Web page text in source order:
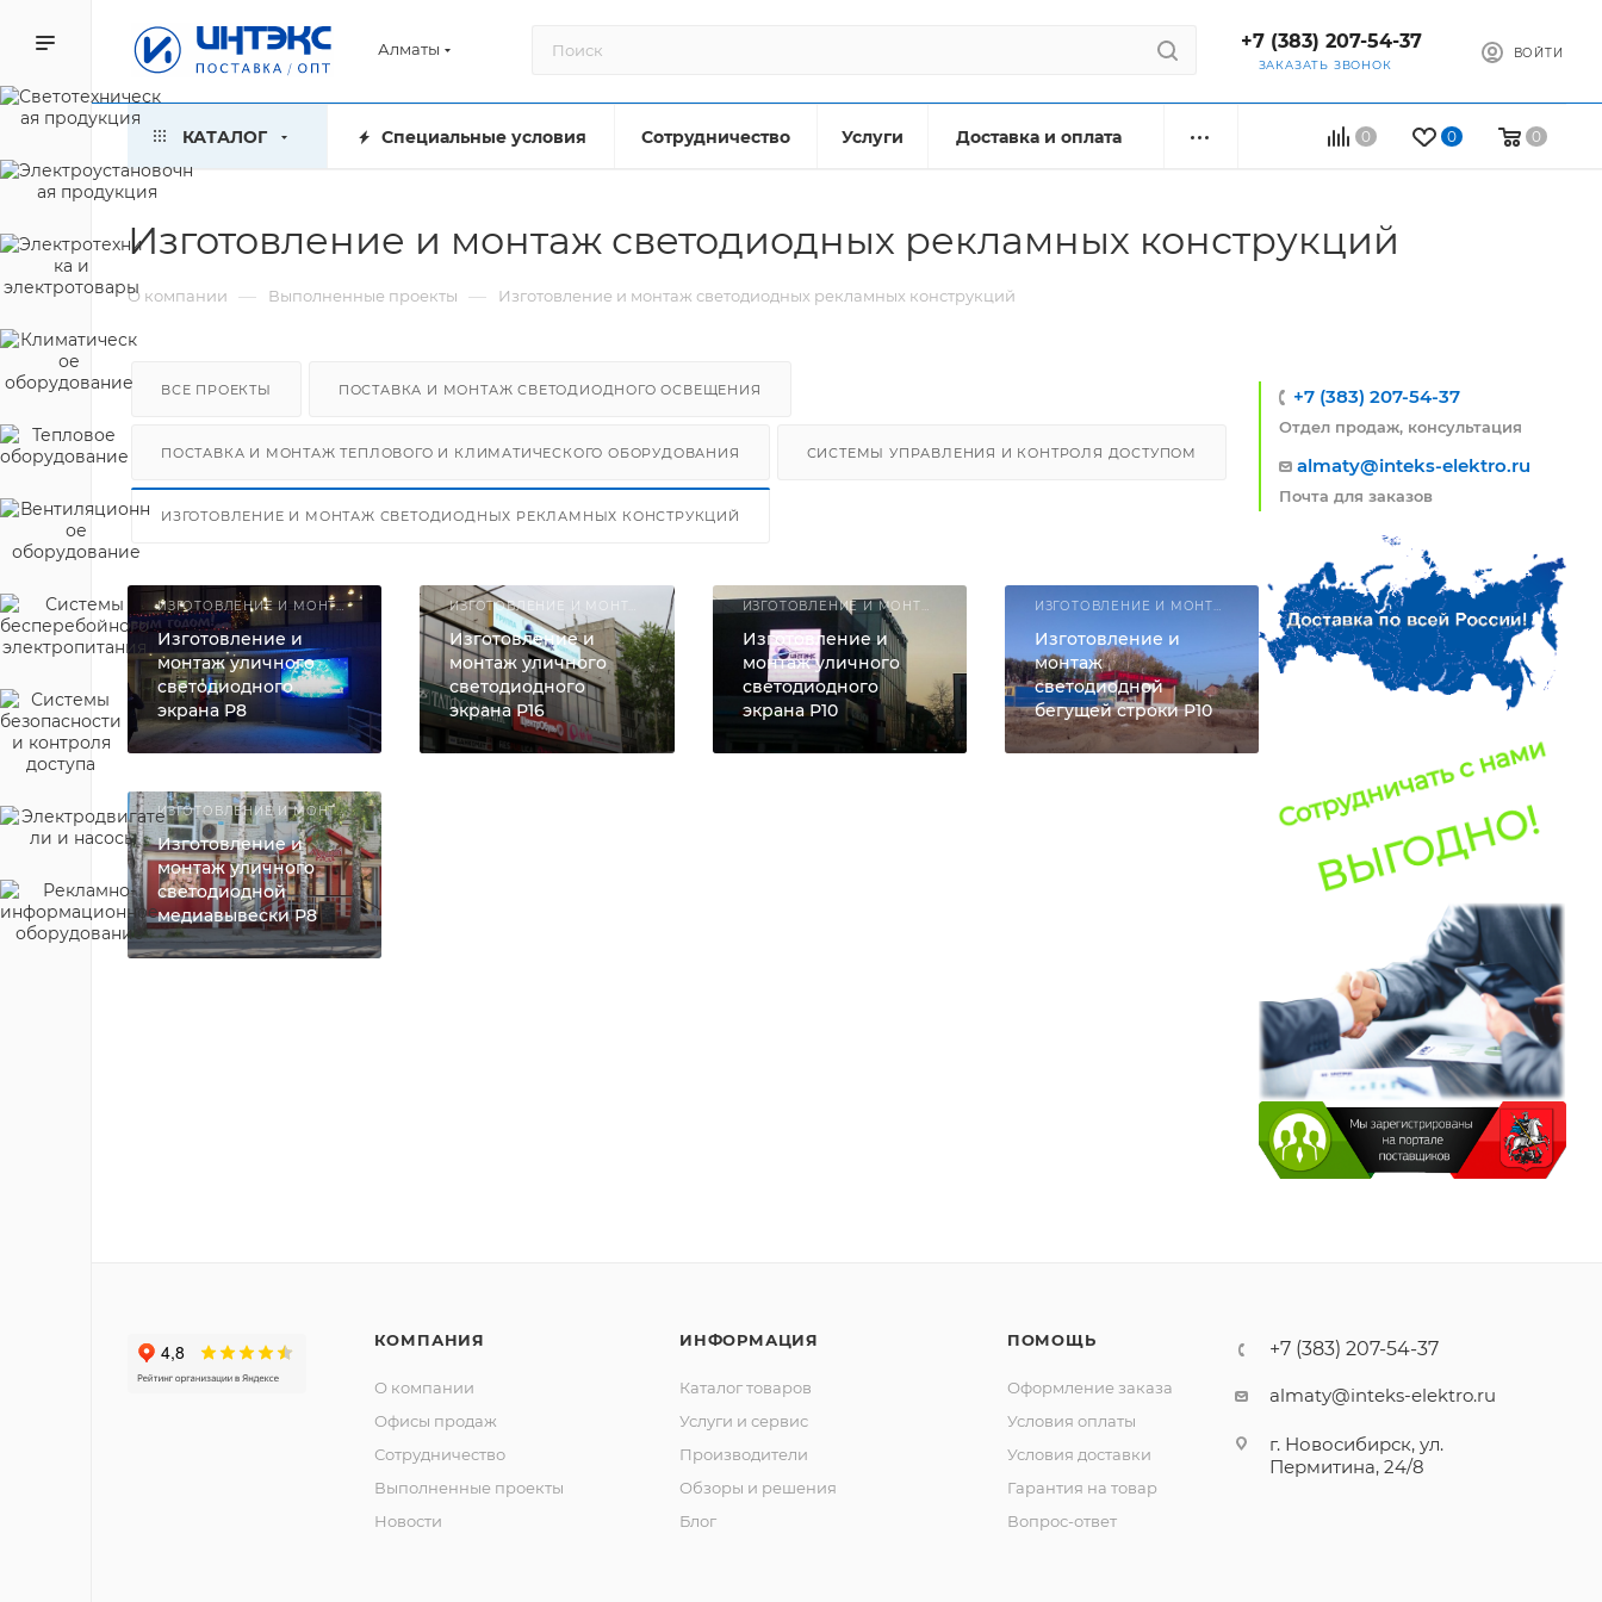
Алматы +7 (383) 207-54-37
ЗАКАЗАТЬ ЗВОНОК
ВОЙТИ
0 0 0
КАТАЛОГ Специальные условия Сотрудничество Услуги Доставка и оплата
Изготовление и монтаж светодиодных рекламных конструкций
О компании — Выполненные проекты — Изготовление и монтаж светодиодных рекламных конструкций
ВСЕ ПРОЕКТЫ ПОСТАВКА И МОНТАЖ СВЕТОДИОДНОГО ОСВЕЩЕНИЯ
ПОСТАВКА И МОНТАЖ ТЕПЛОВОГО И КЛИМАТИЧЕСКОГО ОБОРУДОВАНИЯ СИСТЕМЫ УПРАВЛЕНИЯ И КОНТРОЛЯ ДОСТУПОМ
ИЗГОТОВЛЕНИЕ И МОНТАЖ СВЕТОДИОДНЫХ РЕКЛАМНЫХ КОНСТРУКЦИЙ
ИЗГОТОВЛЕНИЕ И МОНТАЖ СВЕТОДИОДНЫХ РЕКЛАМНЫХ КОНСТРУКЦИЙ
Изготовление и
монтаж уличного
светодиодного
экрана Р8
Изготовление и
монтаж уличного
светодиодного
экрана Р16
ИЗГОТОВЛЕНИЕ И МОНТАЖ СВЕТОДИОДНЫХ РЕКЛАМНЫХ КОНСТРУКЦИЙ
Изготовление и
монтаж уличного
светодиодного
экрана Р10
ИЗГОТОВЛЕНИЕ И МОНТАЖ СВЕТОДИОДНЫХ РЕКЛАМНЫХ КОНСТРУКЦИЙ
Изготовление и
монтаж
светодиодной
бегущей строки P10
ИЗГОТОВЛЕНИЕ И МОНТАЖ СВЕТОДИОДНЫХ РЕКЛАМНЫХ КОНСТРУКЦИЙ
Изготовление и
монтаж уличного
светодиодной
медиавывески Р8
+7 (383) 207-54-37
Отдел продаж, консультация
almaty@inteks-elektro.ru
Почта для заказов
КОМПАНИЯ
О компании
Офисы продаж
Сотрудничество
Выполненные проекты
Новости
ИНФОРМАЦИЯ
Каталог товаров
Услуги и сервис
Производители
Обзоры и решения
Блог
ПОМОЩЬ
Оформление заказа
Условия оплаты
Условия доставки
Гарантия на товар
Вопрос-ответ
+7 (383) 207-54-37
almaty@inteks-elektro.ru
г. Новосибирск, ул.
Пермитина, 24/8